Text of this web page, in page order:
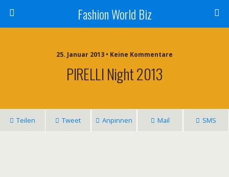
Fashion World Biz
25. Januar 2013 • Keine Kommentare
PIRELLI Night 2013
Teilen Tweet Anpinnen Mail SMS